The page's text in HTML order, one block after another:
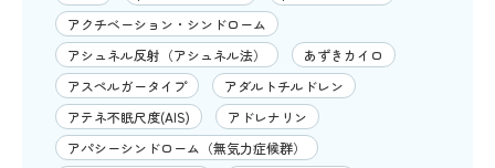
アクチベーション・シンドローム
アシュネル反射（アシュネル法）
あずきカイロ
アスペルガータイプ
アダルトチルドレン
アテネ不眠尺度(AIS)
アドレナリン
アパシーシンドローム（無気力症候群）